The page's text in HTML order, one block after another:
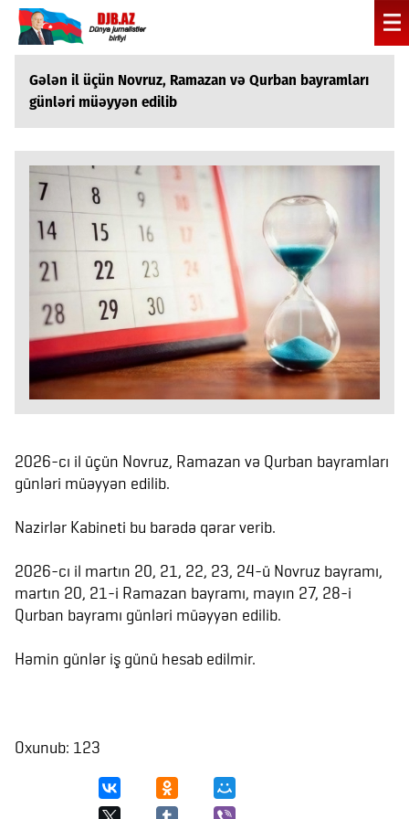
Gələn il üçün Novruz, Ramazan və Qurban bayramları
günləri müəyyən edilib
2026-cı il üçün Novruz, Ramazan və Qurban bayramları
günləri müəyyən edilib.
Nazirlər Kabineti bu barədə qərar verib.
2026-cı il martın 20, 21, 22, 23, 24-ü Novruz bayramı,
martın 20, 21-i Ramazan bayramı, mayın 27, 28-i
Qurban bayramı günləri müəyyən edilib.
Həmin günlər iş günü hesab edilmir.
Oxunub: 123